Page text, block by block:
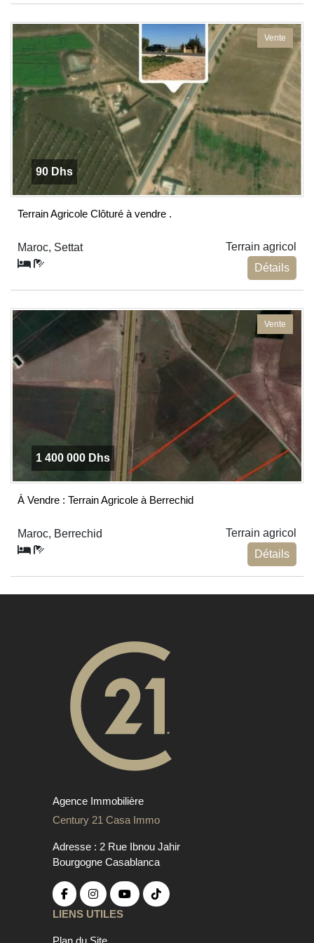
Vente
90 Dhs
Terrain Agricole Clôturé à vendre .
Maroc, Settat
Terrain agricol
Détails
Vente
1 400 000 Dhs
À Vendre : Terrain Agricole à Berrechid
Maroc, Berrechid
Terrain agricol
Détails
Agence Immobilière
Century 21 Casa Immo
Adresse : 2 Rue Ibnou Jahir
Bourgogne Casablanca
LIENS UTILES